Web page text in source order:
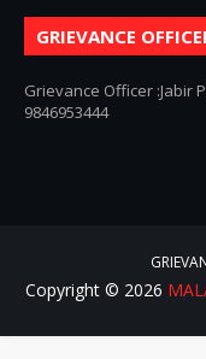
GRIEVANCE
Grievance Officer :Jabir
9846953444
Copyright © 2026